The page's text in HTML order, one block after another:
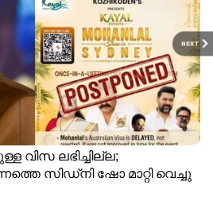
NEXT